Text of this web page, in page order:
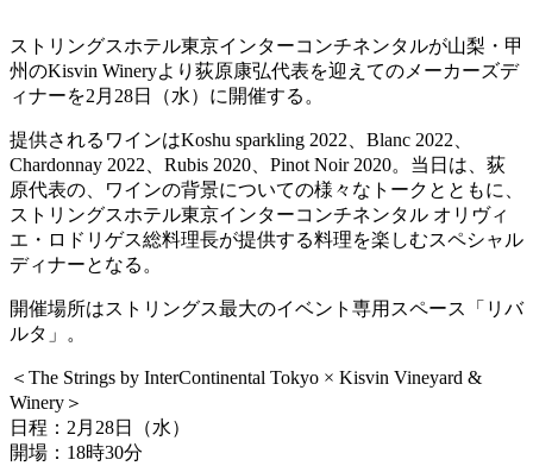
ストリングスホテル東京インターコンチネンタルが山梨・甲
州のKisvin Wineryより荻原康弘代表を迎えてのメーカーズデ
ィナーを2月28日（水）に開催する。
提供されるワインはKoshu sparkling 2022、Blanc 2022、
Chardonnay 2022、Rubis 2020、Pinot Noir 2020。当日は、荻
原代表の、ワインの背景についての様々なトークとともに、
ストリングスホテル東京インターコンチネンタル オリヴィ
エ・ロドリゲス総料理⻑が提供する料理を楽しむスペシャル
ディナーとなる。
開催場所はストリングス最大のイベント専用スペース「リバ
ルタ」。
＜The Strings by InterContinental Tokyo × Kisvin Vineyard &
Winery＞
日程：2月28日（水）
開場：18時30分